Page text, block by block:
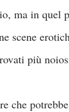
ma in quel
scene
più
che